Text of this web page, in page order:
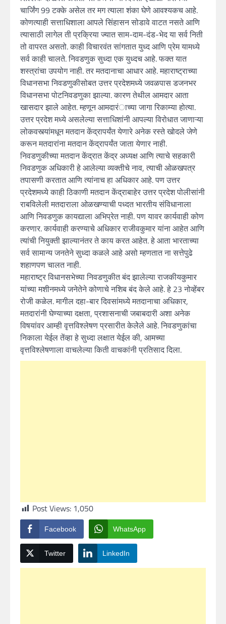
चार्जिंग 99 टक्के असेल तर मग त्याला शंका घेणे आवश्यकच आहे.
कोणत्याही सत्ताधिशाला आपले सिंहासन सोडावे वाटत नसते आणि
त्यासाठी लागेल ती प्रक्रिया ज्यात साम-दाम-दंड-भेद या सर्व निती
तो वापरत असतो. काही विचारवंत सांगतात युध्द आणि प्रेम यामध्ये
सर्व काही चालते. निवडणुक सुध्दा एक युध्दच आहे. फक्त यात
शस्त्रांचा उपयोग नाही. तर मतदानाचा आधार आहे. महाराष्ट्राच्या
विधानसभा निवडणुकीसोबत उत्तर प्रदेशमध्ये जवळपास डजनभर
विधानसभा पोटनिवडणुका झाल्या. कारण तेथील आमदार आता
खासदार झाले आहेत. म्हणून आमदारंाच्या जागा रिकाम्या होत्या.
उत्तर प्रदेश मध्ये असलेल्या सत्ताधिशांनी आपल्या विरोधात जाणाऱ्या
लोकवस्त्यांमधून मतदान केंद्रापर्यंत येणारे अनेक रस्ते खोदले जेणे
करून मतदारांना मतदान केंद्रापर्यंत जाता येणार नाही.
निवडणुकीच्या मतदान केंद्रात केंद्र अध्यक्ष आणि त्याचे सहकारी
निवडणुक अधिकारी हे आलेल्या व्यक्तीचे नाव, त्याची ओळखपत्र
तपासणी करतात आणि त्यांनाच हा अधिकार आहे. पण उत्तर
प्रदेशमध्ये काही ठिकाणी मतदान केंद्राबाहेर उत्तर प्रदेश पोलीसांनी
राबविलेली मतदाराला ओळखण्याची पध्दत भारतीय संविधानाला
आणि निवडणुक कायद्याला अभिप्रेत नाही. पण यावर कार्यवाही कोण
करणार. कार्यवाही करण्याचे अधिकार राजीवकुमार यांना आहेत आणि
त्यांची नियुक्ती झाल्यानंतर ते काय करत आहेत. हे आता भारताच्या
सर्व सामान्य जनतेने सुध्दा कळले आहे असो म्हणतात ना सत्तेपुढे
शहाणपण चालत नाही.
महाराष्ट्र विधानसभेच्या निवडणुकीत बंद झालेल्या राजकीयकुमार
यांच्या मशीनमध्ये जनेतेने कोणाचे नशिब बंद केले आहे. हे 23 नोव्हेंबर
रोजी कळेल. मागील दहा-बार दिवसांमध्ये मतदानाचा अधिकार,
मतदारांनी घेण्याच्या दक्षता, प्रशासनाची जबाबदारी अशा अनेक
विषयांवर आम्ही वृत्तविश्लेषण प्रसारीत केलेेले आहे. निवडणुकांचा
निकाला येईल तेंव्हा हे सुध्दा लक्षात येईल की, आमच्या
वृत्तविश्लेषणाला वाचलेल्या किती वाचकांनी प्रतिसाद दिला.
Post Views: 1,050
Facebook WhatsApp
Twitter LinkedIn